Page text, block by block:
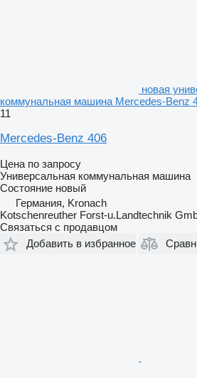
новая
коммунальная машина Mercedes-Benz
11
Mercedes-Benz 406
Цена по запросу
Универсальная коммунальная машина
Состояние новый
Германия, Kronach
Kotschenreuther Forst-u.Landtechnik
Связаться с продавцом
Добавить в избранное